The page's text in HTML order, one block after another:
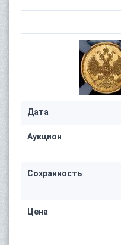
Дата
Аукцион
Сохранность
Цена